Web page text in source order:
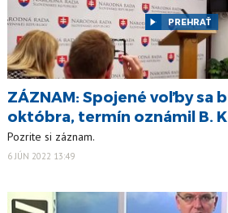
PREHRAŤ
ZÁZNAM: Spojené voľby sa
októbra, termín oznámil B.
Pozrite si záznam.
6 JÚN 2022 13:49